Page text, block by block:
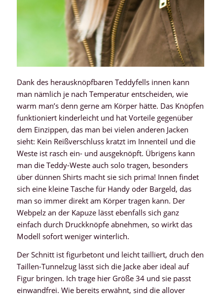
Dank des herausknöpfbaren Teddyfells innen kann
man nämlich je nach Temperatur entscheiden, wie
warm man’s denn gerne am Körper hätte. Das Knöpfen
funktioniert kinderleicht und hat Vorteile gegenüber
dem Einzippen, das man bei vielen anderen Jacken
sieht: Kein Reißverschluss kratzt im Innenteil und die
Weste ist rasch ein- und ausgeknöpft. Übrigens kann
man die Teddy-Weste auch solo tragen, besonders
über dünnen Shirts macht sie sich prima! Innen findet
sich eine kleine Tasche für Handy oder Bargeld, das
man so immer direkt am Körper tragen kann. Der
Webpelz an der Kapuze lässt ebenfalls sich ganz
einfach durch Druckknöpfe abnehmen, so wirkt das
Modell sofort weniger winterlich.
Der Schnitt ist figurbetont und leicht tailliert, druch den
Taillen-Tunnelzug lässt sich die Jacke aber ideal auf
Figur bringen. Ich trage hier Größe 34 und sie passt
einwandfrei. Wie bereits erwähnt, sind die allover